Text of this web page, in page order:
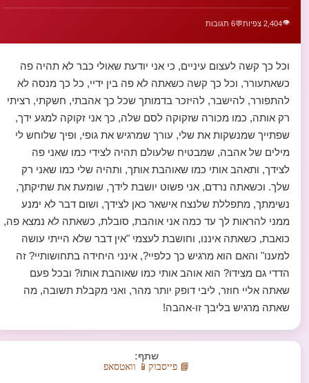
👁️2,404 צפיות 💬6 תגובות
וכל כך קשה לעצום עיניים, כי אני יודעת שאולי כבר לא תהיה פה
כשאתעורר, וכל כך קשה כשאתה לא פה בין ידיי, כל כך מנסה לא
להתפורר, להישבר, להיזכר בדמותך שכל כך אהבתי, חשקתי, רציתי
רק אותה, כמו מכורה שזקוקה לסם שלה, כך אני זקוקה למגע ידך,
שפתייך שמנשקות את שלי, עורך שמרגיש את גופי, ופיך שלוחש לי
מילים של אהבה, שמבטיח שלעולם תהיה לצידי כמו שאני פה
לצידך, ותאהב אותי כמו שאוהבת אותך, ותהיה שלי כמו שאני רק
שלך. וכשאתה נרדם, אני פשוט יושבת לידך, שומעת את שתיקתך,
נשימתך, מתפללת שלנצח אישאר כאן לצידך, ושום דבר לא ימנע
ממני להראות לך עד כמה אני אוהבת, סובלת, כשאתה לא נמצא פה,
כואבת, כשאתה איננו, וחושבת לעצמי "אין דבר שלא הייתי עושה
למענו" והאם הוא מרגיש כך כלפיי?, אינני היחידה בתחושותיי? זה
הדדי גם מצידו? הוא אוהב אותי כמו שאוהבת אותו? ובכל פעם
שאתה אליי חוזר, ליבי דופק יותר מהר, ואני מקבלת תשובה, מה
שאתה מרגיש בליבך זו-אהבה!
שתף:
📘 פייסבוק 📱 וואטסאפ